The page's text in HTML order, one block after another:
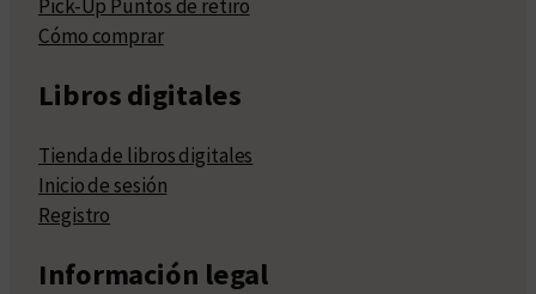
Pick-Up Puntos de retiro
Cómo comprar
Libros digitales
Tienda de libros digitales
Inicio de sesión
Registro
Información legal